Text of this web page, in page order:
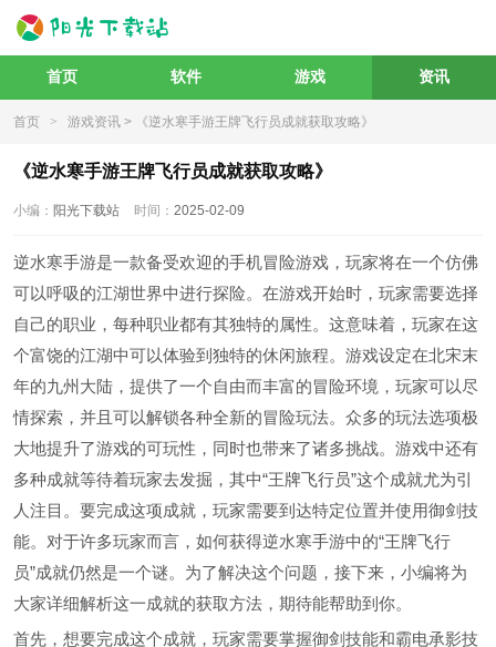
首页 软件 游戏 资讯
首页 > 游戏资讯 > 《逆水寒手游王牌飞行员成就获取攻略》
《逆水寒手游王牌飞行员成就获取攻略》
小编： 阳光下载站 时间： 2025-02-09
逆水寒手游是一款备受欢迎的手机冒险游戏，玩家将在一个仿佛
可以呼吸的江湖世界中进行探险。在游戏开始时，玩家需要选择
自己的职业，每种职业都有其独特的属性。这意味着，玩家在这
个富饶的江湖中可以体验到独特的休闲旅程。游戏设定在北宋末
年的九州大陆，提供了一个自由而丰富的冒险环境，玩家可以尽
情探索，并且可以解锁各种全新的冒险玩法。众多的玩法选项极
大地提升了游戏的可玩性，同时也带来了诸多挑战。游戏中还有
多种成就等待着玩家去发掘，其中“王牌飞行员”这个成就尤为引
人注目。要完成这项成就，玩家需要到达特定位置并使用御剑技
能。对于许多玩家而言，如何获得逆水寒手游中的“王牌飞行
员”成就仍然是一个谜。为了解决这个问题，接下来，小编将为
大家详细解析这一成就的获取方法，期待能帮助到你。
首先，想要完成这个成就，玩家需要掌握御剑技能和霸电承影技